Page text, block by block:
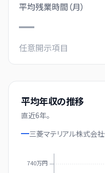
平均残業時間（月）
—
任意開示項目
平均年収の推移
直近6年。
三菱マテリアル株式会社
740万円